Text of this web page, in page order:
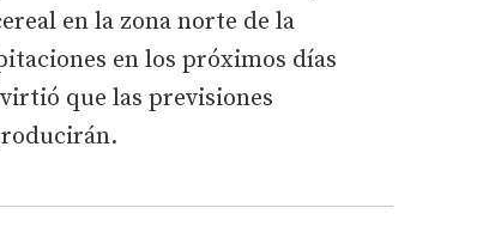
en la zona norte de la
en los próximos días
que las previsiones